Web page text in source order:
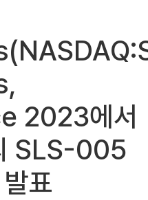
2023에서
SLS-005
표